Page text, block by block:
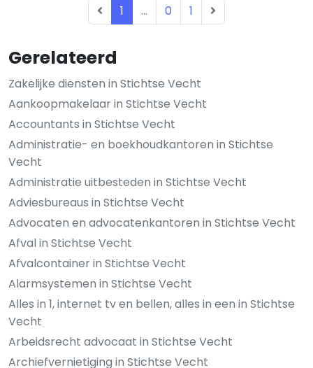
Gerelateerd
Zakelijke diensten in Stichtse Vecht
Aankoopmakelaar in Stichtse Vecht
Accountants in Stichtse Vecht
Administratie- en boekhoudkantoren in Stichtse
Vecht
Administratie uitbesteden in Stichtse Vecht
Adviesbureaus in Stichtse Vecht
Advocaten en advocatenkantoren in Stichtse Vecht
Afval in Stichtse Vecht
Afvalcontainer in Stichtse Vecht
Alarmsystemen in Stichtse Vecht
Alles in 1, internet tv en bellen, alles in een in Stichtse
Vecht
Arbeidsrecht advocaat in Stichtse Vecht
Archiefvernietiging in Stichtse Vecht
1 ... 0 1